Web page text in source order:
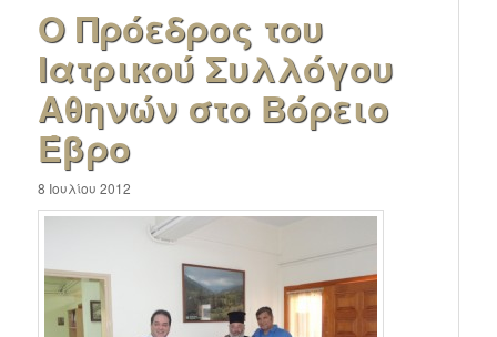
Ο Πρόεδρος του
Ιατρικού Συλλόγου
Αθηνών στο Βόρειο
Έβρο
8 Ιουλίου 2012